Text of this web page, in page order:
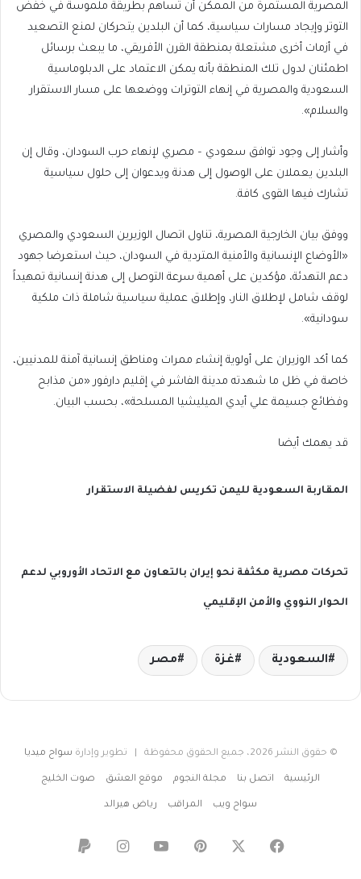
المصرية المستمرة من الممكن أن تساهم بطريقة ملموسة في خفض
التوتر وإيجاد مسارات سياسية، كما أن البلدين يتحركان لمنع التصعيد
في أزمات أخرى مشتعلة بمنطقة القرن الأفريقي، ما يبعث برسائل
اطمئنان لدول تلك المنطقة بأنه يمكن الاعتماد على الدبلوماسية
السعودية والمصرية في إنهاء التوترات ووضعها على مسار الاستقرار
والسلام».
وأشار إلى وجود توافق سعودي – مصري لإنهاء حرب السودان، وقال إن
البلدين يعملان على الوصول إلى هدنة ويدعوان إلى حلول سياسية
تشارك فيها القوى كافة.
ووفق بيان الخارجية المصرية، تناول اتصال الوزيرين السعودي والمصري
«الأوضاع الإنسانية والأمنية المتردية في السودان، حيث استعرضا جهود
دعم التهدئة، مؤكدين على أهمية سرعة التوصل إلى هدنة إنسانية تمهيداً
لوقف شامل لإطلاق النار، وإطلاق عملية سياسية شاملة ذات ملكية
سودانية».
كما أكد الوزيران على أولوية إنشاء ممرات ومناطق إنسانية آمنة للمدنيين،
خاصة في ظل ما شهدته مدينة الفاشر في إقليم دارفور «من مذابح
وفظائع جسيمة علي أيدي الميليشيا المسلحة»، بحسب البيان.
قد يهمك أيضا
المقاربة السعودية لليمن تكريس لفضيلة الاستقرار
تحركات مصرية مكثفة نحو إيران بالتعاون مع الاتحاد الأوروبي لدعم
الحوار النووي والأمن الإقليمي
السعودية غزة مصر
© حقوق النشر 2026، جميع الحقوق محفوظة | تطوير وإدارة سواح ميديا
الرئيسية اتصل بنا مجلة النجوم موقع العشق صوت الخليج
سواح ويب المراقب رياض هيرالد
فيسبوك بينتيريست‫YouTubeانستقرام
‏Paypal